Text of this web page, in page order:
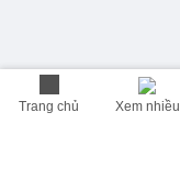
Trang chủ Xem nhiều